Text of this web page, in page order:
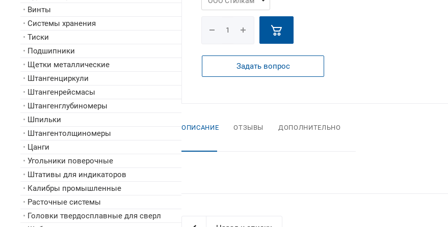
Задать вопрос
ОПИСАНИЕ ОТЗЫВЫ ДОПОЛНИТЕЛЬНО
• Винты
• Системы хранения
• Тиски
• Подшипники
• Щетки металлические
• Штангенциркули
• Штангенрейсмасы
• Штангенглубиномеры
• Шпильки
• Штангентолщиномеры
• Цанги
• Угольники поверочные
• Штативы для индикаторов
• Калибры промышленные
• Расточные системы
• Головки твердосплавные для сверл